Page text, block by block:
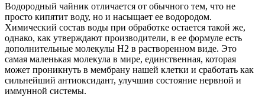
Водородный чайник отличается от обычного тем, что не
просто кипятит воду, но и насыщает ее водородом.
Химический состав воды при обработке остается такой же,
однако, как утверждают производители, в ее формуле есть
дополнительные молекулы Н2 в растворенном виде. Это
самая маленькая молекула в мире, единственная, которая
может проникнуть в мембрану нашей клетки и сработать как
сильнейший антиоксидант, улучшив состояние нервной и
иммунной системы.